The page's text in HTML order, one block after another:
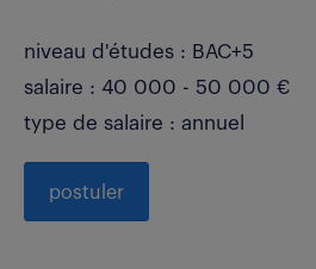
niveau d'études : BAC+5
salaire : 40 000 - 50 000 €
type de salaire : annuel
postuler